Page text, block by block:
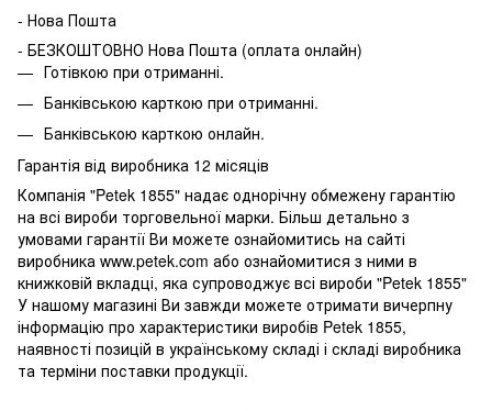
- Нова Пошта
- БЕЗКОШТОВНО Нова Пошта (оплата онлайн)
Готівкою при отриманні.
Банківською карткою при отриманні.
Банківською карткою онлайн.
Гарантія від виробника 12 місяців
Компанія "Petek 1855" надає однорічну обмежену гарантію
на всі вироби торговельної марки. Більш детально з
умовами гарантії Ви можете ознайомитись на сайті
виробника www.petek.com або ознайомитися з ними в
книжковій вкладці, яка супроводжує всі вироби "Petek 1855"
У нашому магазині Ви завжди можете отримати вичерпну
інформацію про характеристики виробів Petek 1855,
наявності позицій в українському складі і складі виробника
та терміни поставки продукції.